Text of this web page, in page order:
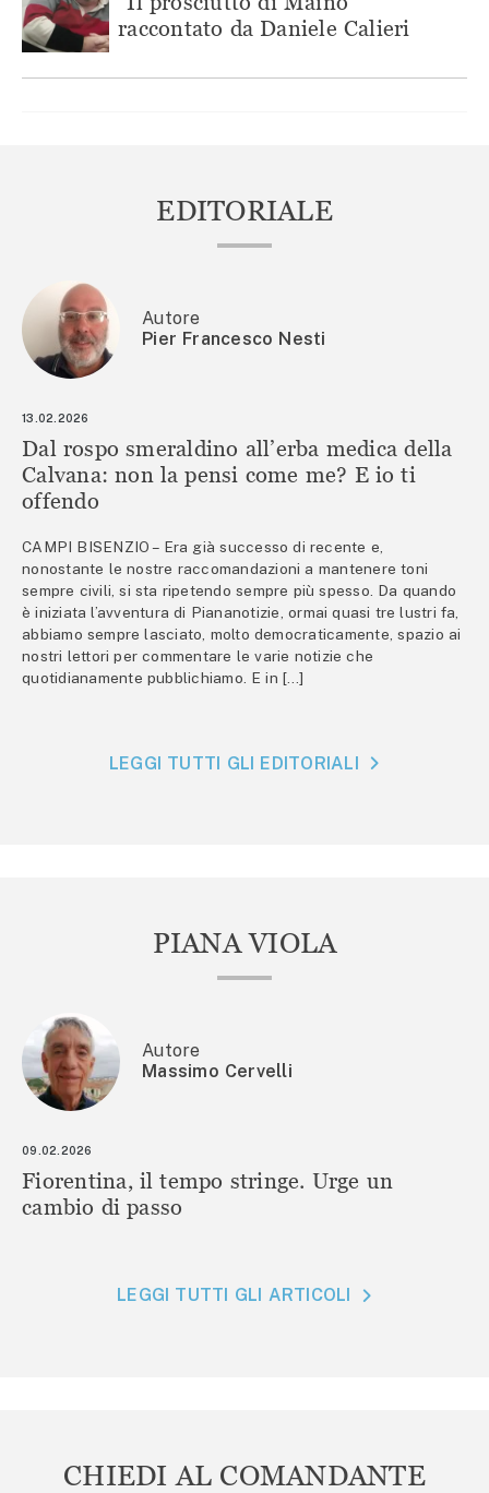
raccontato da Daniele Calieri
EDITORIALE
Autore
Pier Francesco Nesti
13.02.2026
Dal rospo smeraldino all’erba medica della
Calvana: non la pensi come me? E io ti
offendo
CAMPI BISENZIO – Era già successo di recente e,
nonostante le nostre raccomandazioni a mantenere toni
sempre civili, si sta ripetendo sempre più spesso. Da quando
è iniziata l’avventura di Piananotizie, ormai quasi tre lustri fa,
abbiamo sempre lasciato, molto democraticamente, spazio ai
nostri lettori per commentare le varie notizie che
quotidianamente pubblichiamo. E in […]
LEGGI TUTTI GLI EDITORIALI
PIANA VIOLA
Autore
Massimo Cervelli
09.02.2026
Fiorentina, il tempo stringe. Urge un
cambio di passo
LEGGI TUTTI GLI ARTICOLI
CHIEDI AL COMANDANTE